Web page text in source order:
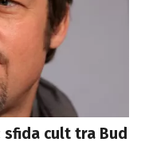
sfida cult tra Bud